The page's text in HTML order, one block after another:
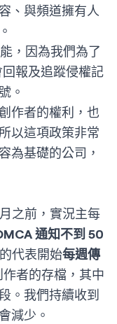
、與頻道擁有人
，因為我們為了
報及追蹤侵權記
。
作者的權利，也
以這項政策非常
為基礎的公司，
之前，實況主每
通知不到 50
代表開始每週傳
作者的存檔，其中
。我們持續收到
減少。